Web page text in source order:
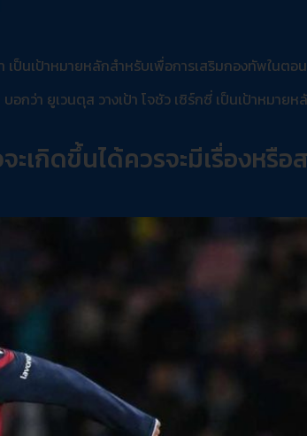
นเป้าหมายหลักสำหรับเพื่อการเสริมกองทัพในตอ
กว่า ยูเวนตุส วางเป้า โจชัว เซิร์กซี่ เป็นเป้าหมาย
ะเกิดขึ้นได้ควรจะมีเรื่องหรือ